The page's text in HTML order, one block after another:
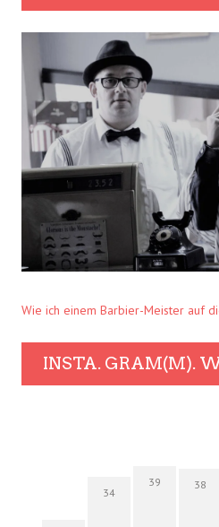
Wie ich einem Barbier-Meister auf
INSTA. GRAM(M).
34
39 38